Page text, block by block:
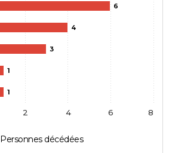
6
4
3
1
1
Personnes décédées
2 4 6 8